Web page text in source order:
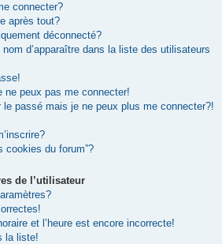
connecter?
après tout?
déconnecté?
d’apparaître dans la liste des utilisateurs
peux pas me connecter!
passé mais je ne peux plus me connecter?!
cookies du forum”?
de l’utilisateur
et l’heure est encore incorrecte!
la liste!